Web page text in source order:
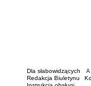
BIP -
Menu dodatkowe
Dla słabowidzących A
Redakcja Biuletynu